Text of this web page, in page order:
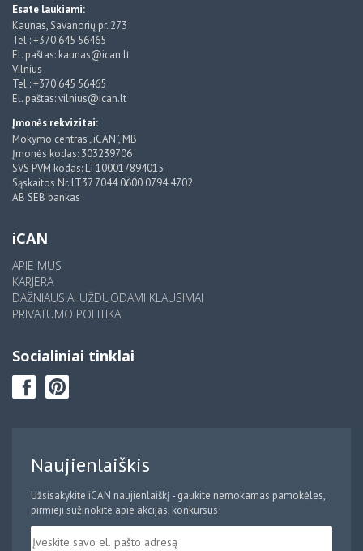
Esate laukiami:
Kaunas, Savanorių pr. 273
Tel.: +370 645 56465
El. paštas: kaunas@ican.lt
Vilnius
Tel.: +370 645 56465
El. paštas: vilnius@ican.lt
Įmonės rekvizitai:
Mokymo centras „iCAN”, MB
Įmonės kodas: 303239706
SVS PVM kodas: LT100017894015
Sąskaitos Nr. LT37 7044 0600 0794 4702
AB SEB bankas
iCAN
APIE MUS
KARJERA
DAŽNIAUSIAI UŽDUODAMI KLAUSIMAI
PRIVATUMO POLITIKA
Socialiniai tinklai
Naujienlaiškis
Užsisakykite iCAN naujienlaiškį - gaukite nemokamas pamokėles,
pirmieji sužinokite apie akcijas, konkursus!